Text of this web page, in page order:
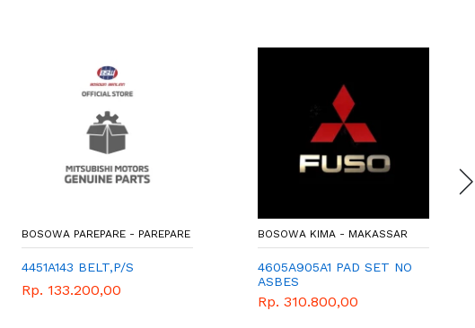
BOSOWA PAREPARE - PAREPARE
4451A143 BELT,P/S
Rp. 133.200,00
BOSOWA KIMA - MAKASSAR
4605A905A1 PAD SET NO
ASBES
Rp. 310.800,00